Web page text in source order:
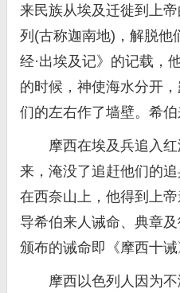
来民族从埃及迁徙到上
列(古称迦南地)，解脱他
经·出埃及记》的记载，
的时候，神使海水分开
们的左右作了墙壁。希伯
摩西在埃及兵追入红
来，淹没了追赶他们的追
在西奈山上，他得到上
导希伯来人诫命、典章
颁布的诫命即《摩西十
摩西以色列人因为不